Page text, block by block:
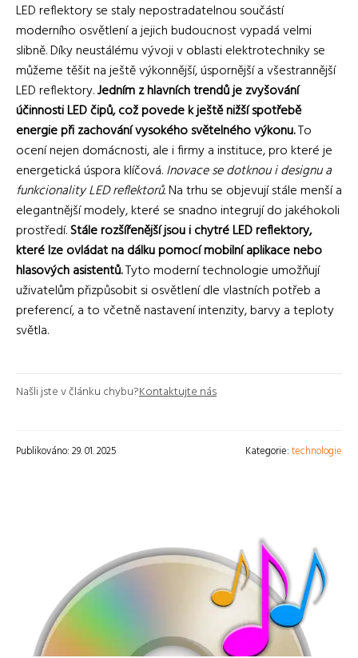
LED reflektory se staly nepostradatelnou součástí
moderního osvětlení a jejich budoucnost vypadá velmi
slibně. Díky neustálému vývoji v oblasti elektrotechniky se
můžeme těšit na ještě výkonnější, úspornější a všestrannější
LED reflektory.Jedním z hlavních trendů je zvyšování
účinnosti LED čipů, což povede k ještě nižší spotřebě
energie při zachování vysokého světelného výkonu.To
ocení nejen domácnosti, ale i firmy a instituce, pro které je
energetická úspora klíčová.Inovace se dotknou i designu a
funkcionality LED reflektorů.Na trhu se objevují stále menší a
elegantnější modely, které se snadno integrují do jakéhokoli
prostředí.Stále rozšířenější jsou i chytré LED reflektory,
které lze ovládat na dálku pomocí mobilní aplikace nebo
hlasových asistentů.Tyto moderní technologie umožňují
uživatelům přizpůsobit si osvětlení dle vlastních potřeb a
preferencí, a to včetně nastavení intenzity, barvy a teploty
světla.
Našli jste v článku chybu?Kontaktujte nás
Publikováno: 29. 01. 2025 Kategorie:technologie